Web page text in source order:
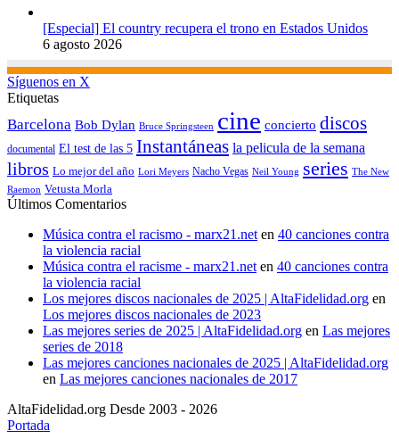
[Especial] El country recupera el trono en Estados Unidos
6 agosto 2026
Síguenos en X
Etiquetas
Barcelona Bob Dylan Bruce Springsteen cine concierto discos
documental El test de las 5 Instantáneas la pelicula de la semana
libros Lo mejor del año Lori Meyers Nacho Vegas Neil Young series The New
Raemon Vetusta Morla
Últimos Comentarios
Música contra el racismo - marx21.net en 40 canciones contra
la violencia racial
Música contra el racisme - marx21.net en 40 canciones contra
la violencia racial
Los mejores discos nacionales de 2025 | AltaFidelidad.org en
Los mejores discos nacionales de 2023
Las mejores series de 2025 | AltaFidelidad.org en Las mejores
series de 2018
Las mejores canciones nacionales de 2025 | AltaFidelidad.org
en Las mejores canciones nacionales de 2017
AltaFidelidad.org Desde 2003 - 2026
Portada